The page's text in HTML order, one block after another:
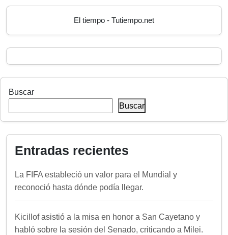
El tiempo - Tutiempo.net
Buscar
Buscar
Entradas recientes
La FIFA estableció un valor para el Mundial y
reconoció hasta dónde podía llegar.
Kicillof asistió a la misa en honor a San Cayetano y
habló sobre la sesión del Senado, criticando a Milei.